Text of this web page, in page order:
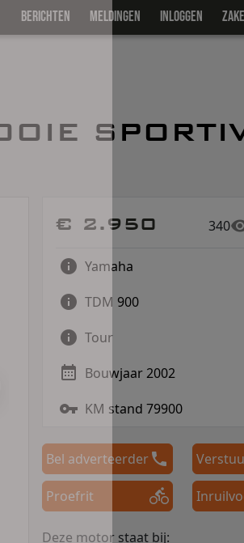
BERICHTEN MELDINGEN INLOGGEN
€ 2.950 340
Yamaha
TDM 900
Tour
Bouwjaar 2002
KM stand 79900
Bel adverteerder
Proefrit
Deze motor staat bij: